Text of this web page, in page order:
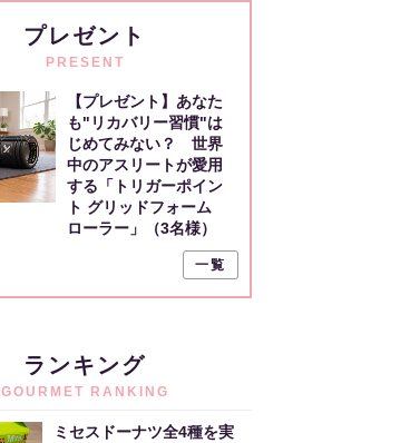
プレゼント
PRESENT
【プレゼント】あなた
も"リカバリー習慣"は
じめてみない？ 世界
中のアスリートが愛用
する「トリガーポイン
ト グリッドフォーム
ローラー」（3名様）
一覧
ランキング
GOURMET RANKING
ミセスドーナツ全4種を実